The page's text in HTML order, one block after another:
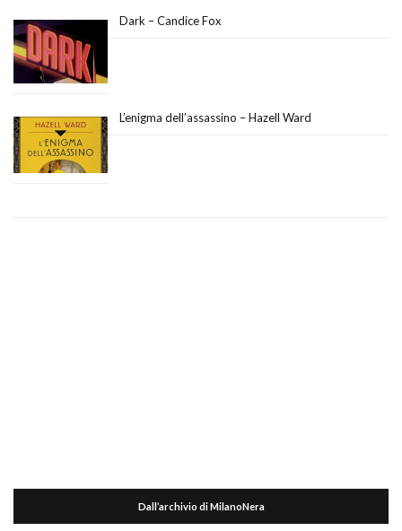
Dark – Candice Fox
L’enigma dell’assassino – Hazell Ward
Dall’archivio di MilanoNera